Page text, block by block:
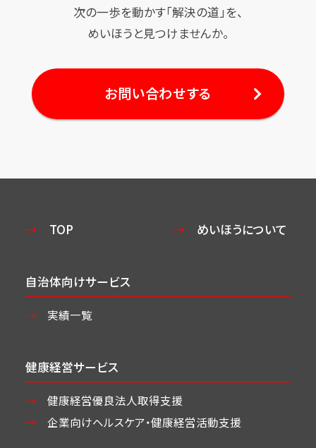
次の一歩を動かす「解決の道」を、
めいほうと見つけませんか。
お問い合わせする
TOP めいほうについて
自治体向けサービス
実績一覧
健康経営サービス
健康経営優良法人取得支援
企業向けヘルスケア・健康経営活動支援